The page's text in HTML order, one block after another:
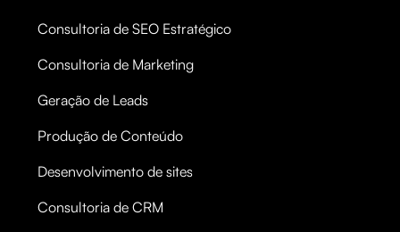
Consultoria de SEO Estratégico
Consultoria de Marketing
Geração de Leads
Produção de Conteúdo
Desenvolvimento de sites
Consultoria de CRM